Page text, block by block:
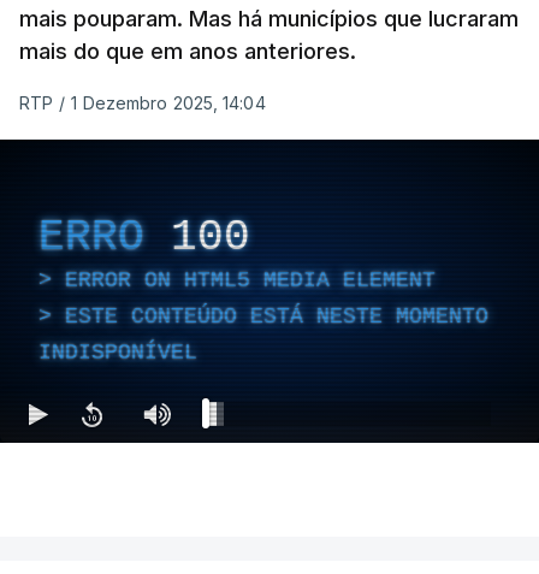
mais pouparam. Mas há municípios que lucraram
mais do que em anos anteriores.
RTP / 1 Dezembro 2025, 14:04
ERRO 100
ERROR ON HTML5 MEDIA ELEMENT
ESTE CONTEÚDO ESTÁ NESTE MOMENTO
INDISPONÍVEL